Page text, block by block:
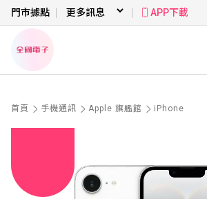
門市據點 APP下載
首頁 手機通訊 Apple 旗艦館 iPhone